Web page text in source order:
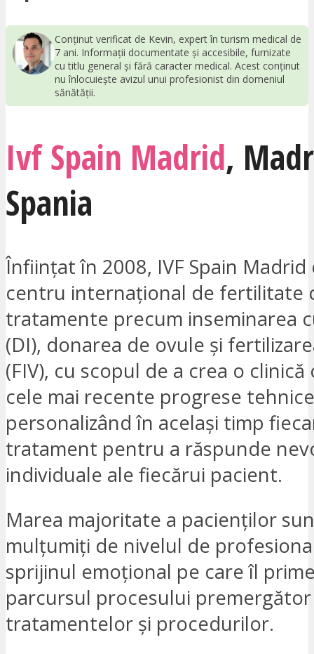
Conținut verificat de Kevin, expert în turism medical de
7 ani. Informații documentate și accesibile, furnizate
cu titlu general și fără caracter medical. Acest conținut
nu înlocuiește avizul unui profesionist din domeniul
sănătății.
Ivf Spain Madrid,
Spania
Înființat în 2008, IVF Spain
centru internațional de fertilitate
tratamente precum inseminarea
(DI), donarea de ovule și
(FIV), cu scopul de a crea o
cele mai recente progrese
personalizând în același timp
tratament pentru a răspunde
individuale ale fiecărui pacient.
Marea majoritate a pacienților
mulțumiți de nivelul de
sprijinul emoțional pe care îl
parcursul procesului
tratamentelor și procedurilor.